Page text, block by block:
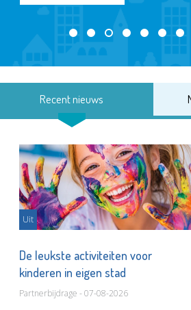
Recent nieuws
Uit
De leukste activiteiten voor
kinderen in eigen stad
Partnerbijdrage - 07-08-2026